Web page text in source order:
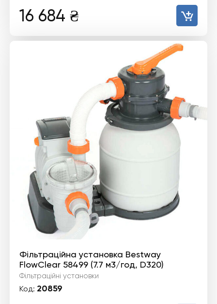
16 684 ₴
Фільтраційна установка Bestway
FlowClear 58499 (7.7 м3/год, D320)
Фільтраційні установки
Код: 20859